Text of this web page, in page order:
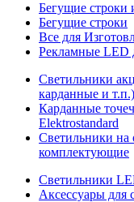
Бегущие строки
Бегущие строки
Все для
Рекламные LED
Светильники
карданные и т.п.)
Карданные
Elektrostandard
Светильники
комплектующие
Светильники
Аксессуары для